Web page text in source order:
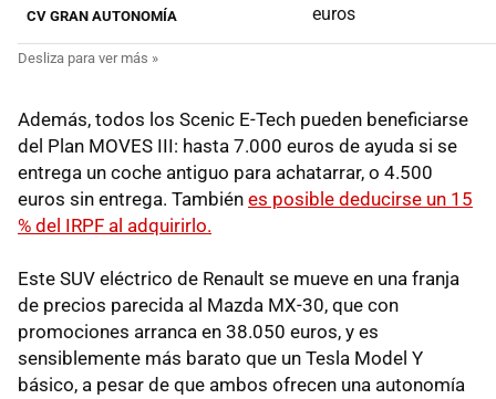
CV GRAN AUTONOMÍA
euros
Además, todos los Scenic E-Tech pueden beneficiarse
del Plan MOVES III: hasta 7.000 euros de ayuda si se
entrega un coche antiguo para achatarrar, o 4.500
euros sin entrega. También es posible deducirse un 15
% del IRPF al adquirirlo.
Este SUV eléctrico de Renault se mueve en una franja
de precios parecida al Mazda MX-30, que con
promociones arranca en 38.050 euros, y es
sensiblemente más barato que un Tesla Model Y
básico, a pesar de que ambos ofrecen una autonomía